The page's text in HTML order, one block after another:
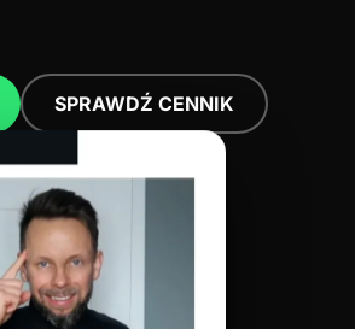
SPRAWDŹ CENNIK